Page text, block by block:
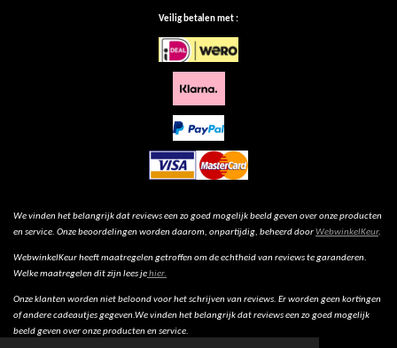
Veilig betalen met :
We vinden het belangrijk dat reviews een zo goed mogelijk beeld geven over onze producten
en service. Onze beoordelingen worden daarom, onpartijdig, beheerd doorWebwinkelKeur.
WebwinkelKeur heeft maatregelen getroffen om de echtheid van reviews te garanderen.
Welke maatregelen dit zijn lees jehier.
Onze klanten worden niet beloond voor het schrijven van reviews. Er worden geen kortingen
of andere cadeautjes gegeven.We vinden het belangrijk dat reviews een zo goed mogelijk
beeld geven over onze producten en service.